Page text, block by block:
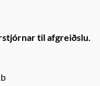
til afgreiðslu.